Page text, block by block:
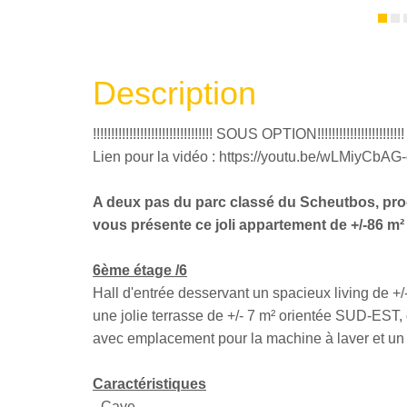
Description
!!!!!!!!!!!!!!!!!!!!!!!!!!!!!!!!! SOUS OPTION!!!!!!!!!!!!!!!!!!!!!!!!
Lien pour la vidéo : https://youtu.be/
A deux pas du parc classé du Scheutbos,
vous présente ce joli appartement de +/-86
6ème étage /6
Hall d'entrée desservant un spacieux living de
une jolie terrasse de +/- 7 m² orientée SUD-
avec emplacement pour la machine à laver et
Caractéristiques